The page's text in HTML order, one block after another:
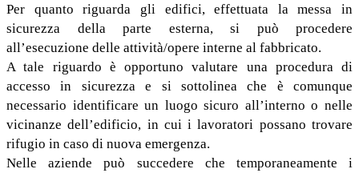
Per quanto riguarda gli edifici, effettuata la messa in
sicurezza della parte esterna, si può procedere
all’esecuzione delle attività/opere interne al fabbricato.
A tale riguardo è opportuno valutare una procedura di
accesso in sicurezza e si sottolinea che è comunque
necessario identificare un luogo sicuro all’interno o nelle
vicinanze dell’edificio, in cui i lavoratori possano trovare
rifugio in caso di nuova emergenza.
Nelle aziende può succedere che temporaneamente i